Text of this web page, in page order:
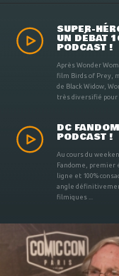
SUPER-
UN DÉBAT
PODCAST !
Après Wonder
film Birds of Prey,
de Black Widow,
très diversifié pour
DC
PODCAST !
Au cours du
Fandome,
ligne et 100%
angle
filmiques ...